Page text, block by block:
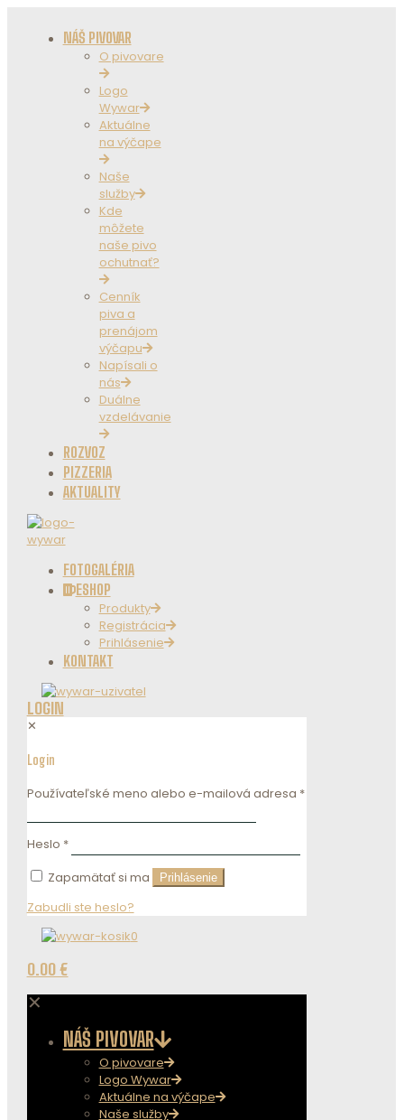
NÁŠ PIVOVAR
O pivovare
Logo
Wywar
Aktuálne
na výčape
Naše
služby
Kde
môžete
naše pivo
ochutnať?
Cenník
piva a
prenájom
výčapu
Napísali o
nás
Duálne
vzdelávanie
ROZVOZ
PIZZERIA
AKTUALITY
FOTOGALÉRIA
ESHOP
Produkty
Registrácia
Prihlásenie
KONTAKT
LOGIN
✕
Login
Používateľské meno alebo e-mailová adresa *
Heslo *
Zapamätať si ma
Prihlásenie
Zabudli ste heslo?
0
0.00 €
✕
NÁŠ PIVOVAR
O pivovare
Logo Wywar
Aktuálne na výčape
Naše služby